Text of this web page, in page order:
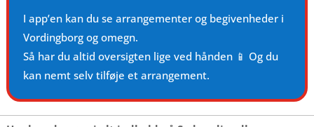
I app’en kan du se arrangementer og begivenheder i
Vordingborg og omegn.
Så har du altid oversigten lige ved hånden 📱 Og du
kan nemt selv tilføje et arrangement.